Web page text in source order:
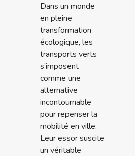
Dans un monde
en pleine
transformation
écologique, les
transports verts
s’imposent
comme une
alternative
incontournable
pour repenser la
mobilité en ville.
Leur essor suscite
un véritable